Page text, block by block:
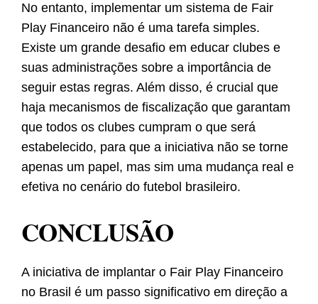
No entanto, implementar um sistema de Fair
Play Financeiro não é uma tarefa simples.
Existe um grande desafio em educar clubes e
suas administrações sobre a importância de
seguir estas regras. Além disso, é crucial que
haja mecanismos de fiscalização que garantam
que todos os clubes cumpram o que será
estabelecido, para que a iniciativa não se torne
apenas um papel, mas sim uma mudança real e
efetiva no cenário do futebol brasileiro.
CONCLUSÃO
A iniciativa de implantar o Fair Play Financeiro
no Brasil é um passo significativo em direção a